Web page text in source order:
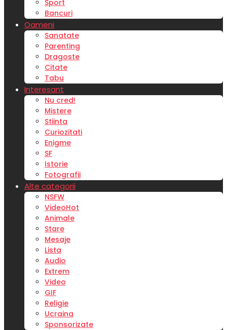
Sport
Bancuri
Oameni
Sanatate
Parenting
Dragoste
Citate
Tabu
Interesant
Nu cred!
Mistere
Stiinta
Curiozitati
Enigme
SF
Istorie
Fotografii
Alte categorii
NSFW
VideoHot
Animale
Stare
Mesaje
Lista
Audio
Extrem
Video
GIF
Religie
Ucraina
Sponsorizate